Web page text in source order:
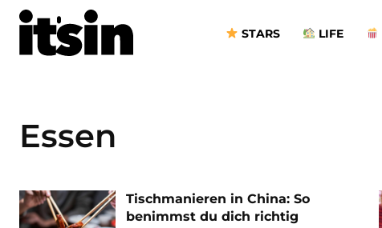
STARS LIFE
Essen
Tischmanieren in China: So
benimmst du dich richtig